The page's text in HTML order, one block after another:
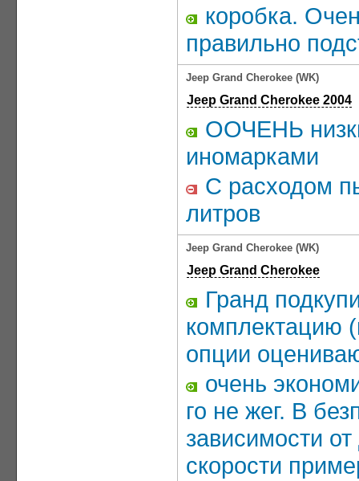
коробка.
правильно
Jeep Grand Cherokee (WK)
Jeep Grand Cherokee 2004
ООЧЕНЬ
иномарками
С расходом
литров
Jeep Grand Cherokee (WK)
Jeep Grand Cherokee
Гранд
комплектацию
опции
очень
го не жег. В
зависимости
скорости